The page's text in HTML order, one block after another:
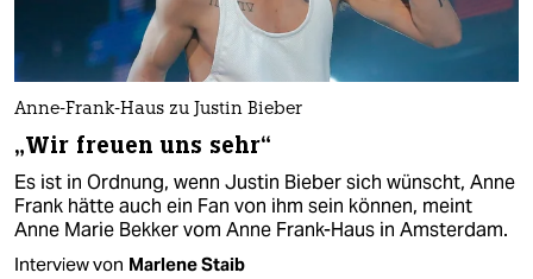
Anne-Frank-Haus zu Justin Bieber
„Wir freuen uns sehr“
Es ist in Ordnung, wenn Justin Bieber sich wünscht, Anne
Frank hätte auch ein Fan von ihm sein können, meint
Anne Marie Bekker vom Anne Frank-Haus in Amsterdam.
Interview von Marlene Staib